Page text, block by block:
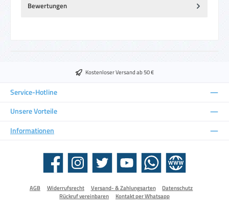
Bewertungen
Kostenloser Versand ab 50 €
Service-Hotline
Unsere Vorteile
Informationen
Facebook Instagram Twitter YouTube WhatsApp Website
AGB Widerrufsrecht Versand- & Zahlungsarten
Datenschutz
Rückruf vereinbaren
Kontakt per Whatsapp